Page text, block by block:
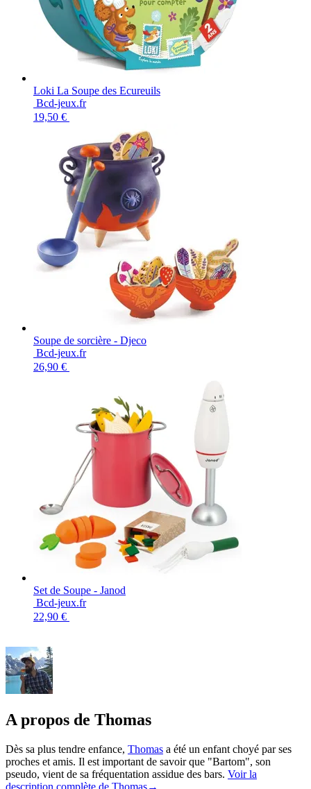
Loki La Soupe des Ecureuils
Bcd-jeux.fr
19,50 €
Soupe de sorcière - Djeco
Bcd-jeux.fr
26,90 €
Set de Soupe - Janod
Bcd-jeux.fr
22,90 €
A propos de Thomas
Dès sa plus tendre enfance, Thomas a été un enfant choyé par ses
proches et amis. Il est important de savoir que "Bartom", son
pseudo, vient de sa fréquentation assidue des bars. Voir la